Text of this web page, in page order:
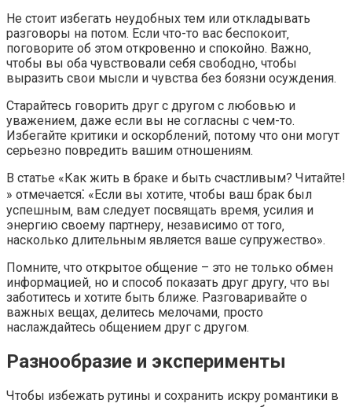
Не стоит избегать неудобных тем или откладывать
разговоры на потом.​ Если что-то вас беспокоит‚
поговорите об этом откровенно и спокойно.​ Важно‚
чтобы вы оба чувствовали себя свободно‚ чтобы
выразить свои мысли и чувства без боязни осуждения.​
Старайтесь говорить друг с другом с любовью и
уважением‚ даже если вы не согласны с чем-то.
Избегайте критики и оскорблений‚ потому что они могут
серьезно повредить вашим отношениям.
В статье «Как жить в браке и быть счастливым?​ Читайте!​
» отмечается⁚ «Если вы хотите‚ чтобы ваш брак был
успешным‚ вам следует посвящать время‚ усилия и
энергию своему партнеру‚ независимо от того‚
насколько длительным является ваше супружество».​
Помните‚ что открытое общение – это не только обмен
информацией‚ но и способ показать друг другу‚ что вы
заботитесь и хотите быть ближе. Разговаривайте о
важных вещах‚ делитесь мелочами‚ просто
наслаждайтесь общением друг с другом.​
Разнообразие и эксперименты
Чтобы избежать рутины и сохранить искру романтики в